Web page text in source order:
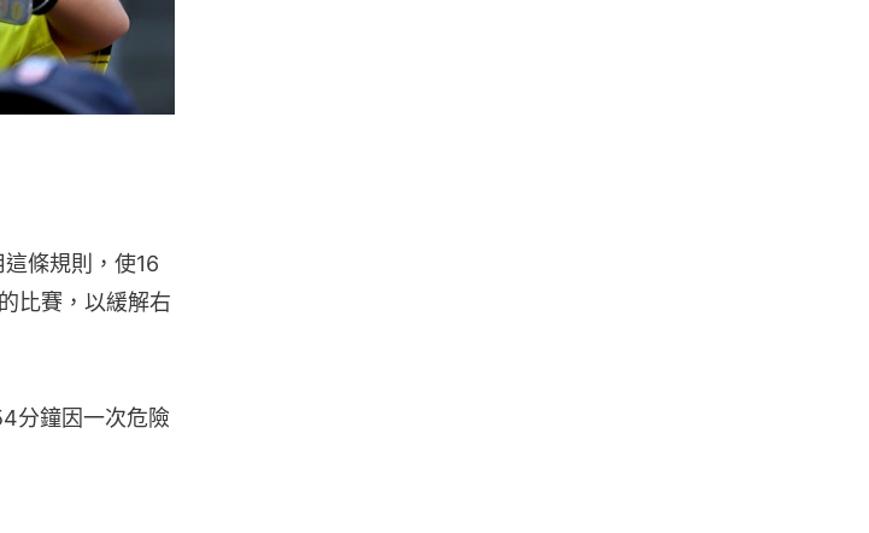
條規則，使16
比賽，以緩解右
分鐘因一次危險